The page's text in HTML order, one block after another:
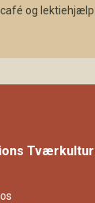
og lektiehjælp